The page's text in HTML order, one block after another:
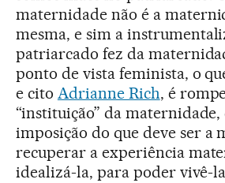
maternidade não é a
mesma, e sim a
patriarcado fez da
ponto de vista feminista, o
e cito Adrianne Rich, é
“instituição” da maternidade,
imposição do que deve ser a
recuperar a experiência
idealizá-la, para poder vivê-